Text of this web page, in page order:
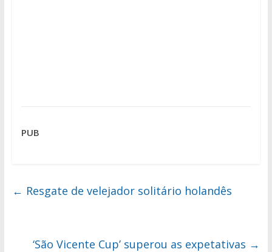
PUB
← Resgate de velejador solitário holandês
‘São Vicente Cup’ superou as expetativas →